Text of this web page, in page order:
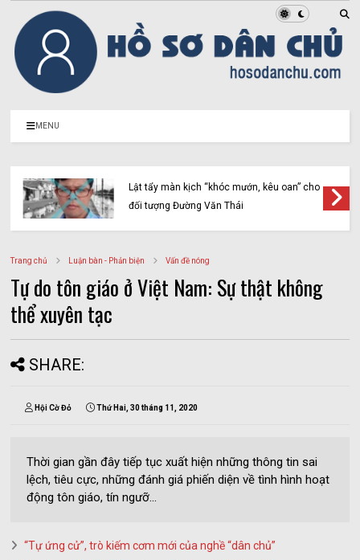
MENU
Lật tẩy màn kịch “khóc mướn, kêu oan” cho
đối tượng Đường Văn Thái
Trang chủ Luận bàn - Phản biện Vấn đề nóng
Tự do tôn giáo ở Việt Nam: Sự thật không
thể xuyên tạc
SHARE:
Hội Cờ Đỏ Thứ Hai, 30 tháng 11, 2020
Thời gian gần đây tiếp tục xuất hiện những thông tin sai
lệch, tiêu cực, những đánh giá phiến diện về tình hình hoạt
động tôn giáo, tín ngưỡ...
“Tự ứng cử”, trò kiếm cơm mới của nghề “dân chủ”